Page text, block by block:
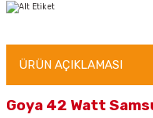
ÜRÜN AÇIKLAMASI
Goya 42 Watt